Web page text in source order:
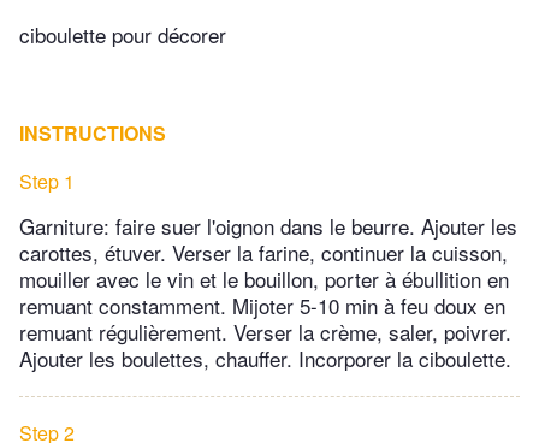
ciboulette pour décorer
INSTRUCTIONS
Step 1
Garniture: faire suer l'oignon dans le beurre. Ajouter les
carottes, étuver. Verser la farine, continuer la cuisson,
mouiller avec le vin et le bouillon, porter à ébullition en
remuant constamment. Mijoter 5-10 min à feu doux en
remuant régulièrement. Verser la crème, saler, poivrer.
Ajouter les boulettes, chauffer. Incorporer la ciboulette.
Step 2